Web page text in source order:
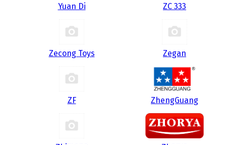
Yuan Di ZC 333
Zecong Toys Zegan
ZF ZhengGuang